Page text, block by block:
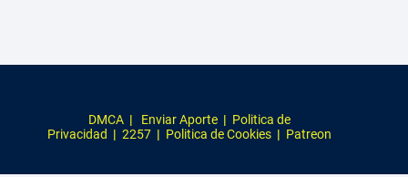
DMCA | Enviar Aporte | Politica de
Privacidad | 2257 | Politica de Cookies | Patreon